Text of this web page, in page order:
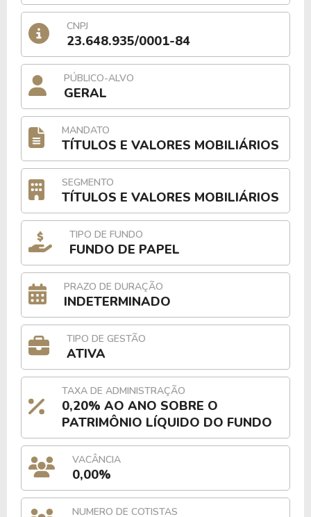
CNPJ
23.648.935/0001-84
PÚBLICO-ALVO
GERAL
MANDATO
TÍTULOS E VALORES MOBILIÁRIOS
SEGMENTO
TÍTULOS E VALORES MOBILIÁRIOS
TIPO DE FUNDO
FUNDO DE PAPEL
PRAZO DE DURAÇÃO
INDETERMINADO
TIPO DE GESTÃO
ATIVA
TAXA DE ADMINISTRAÇÃO
0,20% AO ANO SOBRE O
PATRIMÔNIO LÍQUIDO DO FUNDO
VACÂNCIA
0,00%
NUMERO DE COTISTAS